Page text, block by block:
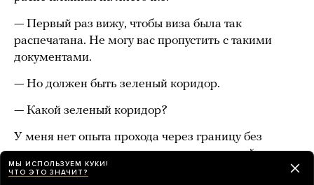
— Первый раз вижу, чтобы виза была так
распечатана. Не могу вас пропустить с такими
документами.
— Но должен быть зеленый коридор.
— Какой зеленый коридор?
У меня нет опыта прохода через границу без
документов, поэтому я думаю, что зеленый
коридор, по которому через Беларусь въезжали
МЫ ИСПОЛЬЗУЕМ КУКИ!
ЧТО ЭТО ЗНАЧИТ?